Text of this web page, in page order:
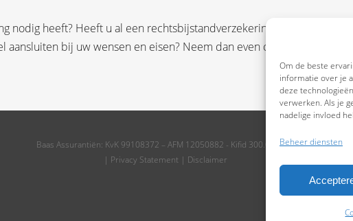
Om de beste
informatie over je
deze
verwerken. Als je
nadelige invloed
Beheer diensten
nodig heeft? Heeft u al een rechtsbijstandverzekering, maar weet u
bij uw wensen en eisen? Neem dan even contact met ons
Baas Assurantiën: KvK 99108372 – AFM 12050882 - Kifid 300.019393
| Privacy Statement | Disclaimer